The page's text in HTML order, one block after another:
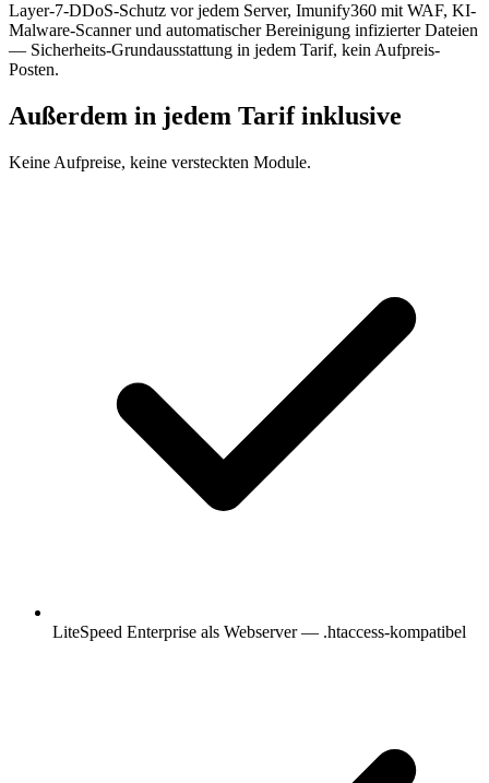
Layer-7-DDoS-Schutz vor jedem Server, Imunify360 mit WAF, KI-
Malware-Scanner und automatischer Bereinigung infizierter Dateien
— Sicherheits-Grundausstattung in jedem Tarif, kein Aufpreis-
Posten.
Außerdem in jedem Tarif inklusive
Keine Aufpreise, keine versteckten Module.
LiteSpeed Enterprise als Webserver — .htaccess-kompatibel